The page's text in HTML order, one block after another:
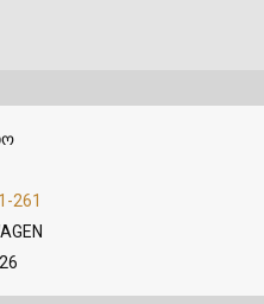
261